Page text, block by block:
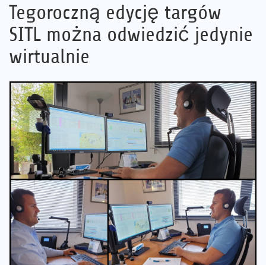
Produkty
Firma
Kariera
Referencje
Aktualności
Kontakt
Tegoroczną edycję targów
SITL można odwiedzić jedynie
wirtualnie